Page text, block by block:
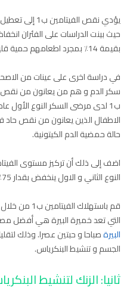
يؤدي نقص
حيث بينت الدراسات على الفئران
بقيمة 14٪ بمجرد اطعامهم حمية قليلة بالفيتامين ب1.
ب1 لدى مرضى السكر النوع
حالة حمضية الدم الكيتونية.
النوع الثاني و الاول ينخفض بقدار 75٪ عن معدله الطبيعي.
قم باستهلاك
التي تعد خميرة البيرة هي أفضل
البيرةصباحا و حبتين عصرا. وذلك
الجسم و تنشيط البنكرياس.
ثانيا: الزنك لتنشيط